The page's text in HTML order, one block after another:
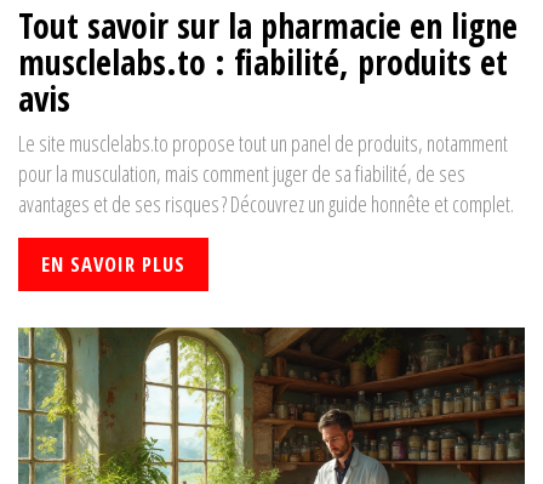
Tout savoir sur la pharmacie en ligne
musclelabs.to : fiabilité, produits et
avis
Le site musclelabs.to propose tout un panel de produits, notamment
pour la musculation, mais comment juger de sa fiabilité, de ses
avantages et de ses risques ? Découvrez un guide honnête et complet.
EN SAVOIR PLUS